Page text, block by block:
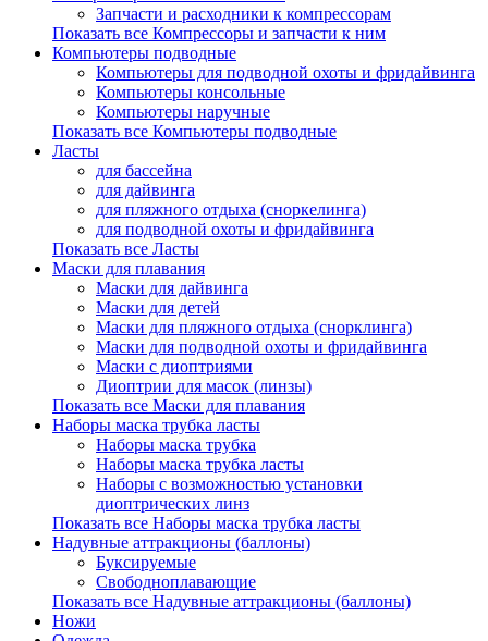
Запчасти и расходники к компрессорам
Показать все Компрессоры и запчасти к ним
Компьютеры подводные
Компьютеры для подводной охоты и фридайвинга
Компьютеры консольные
Компьютеры наручные
Показать все Компьютеры подводные
Ласты
для бассейна
для дайвинга
для пляжного отдыха (сноркелинга)
для подводной охоты и фридайвинга
Показать все Ласты
Маски для плавания
Маски для дайвинга
Маски для детей
Маски для пляжного отдыха (снорклинга)
Маски для подводной охоты и фридайвинга
Маски с диоптриями
Диоптрии для масок (линзы)
Показать все Маски для плавания
Наборы маска трубка ласты
Наборы маска трубка
Наборы маска трубка ласты
Наборы с возможностью установки
диоптрических линз
Показать все Наборы маска трубка ласты
Надувные аттракционы (баллоны)
Буксируемые
Свободноплавающие
Показать все Надувные аттракционы (баллоны)
Ножи